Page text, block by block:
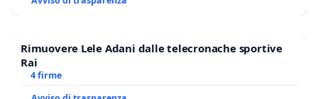
Rimuovere Lele Adani dalle telecronache sportive
Rai
4 firme